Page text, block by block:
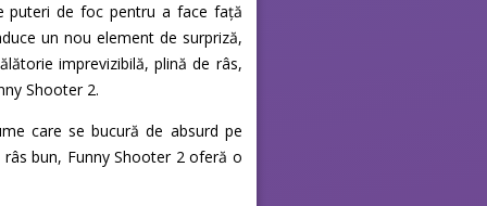
puteri de foc pentru a face față
un nou element de surpriză,
imprevizibilă, plină de râs,
Shooter 2.
care se bucură de absurd pe
bun, Funny Shooter 2 oferă o